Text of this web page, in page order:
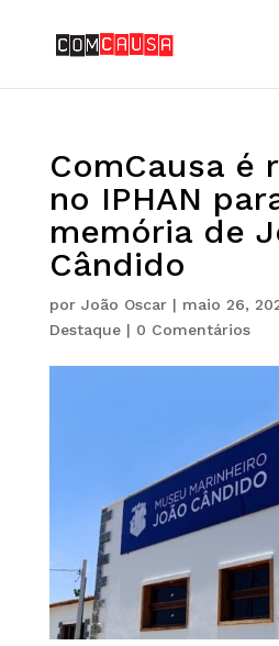
ComCausa é
no IPHAN
memória de
Cândido
por João Oscar| maio 26,
Destaque| 0 Comentários